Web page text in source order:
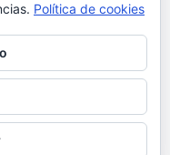
Política de cookies